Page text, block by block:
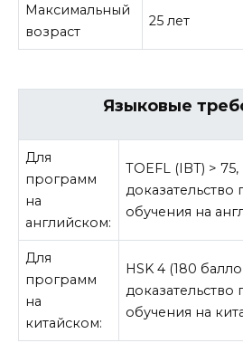
Максимальный
возраст
25 лет
Языковые
Для
программ
на
английском:
TOEFL (IBT) >
обучения на
Для
программ
на
китайском:
HSK 4 (180
обучения на